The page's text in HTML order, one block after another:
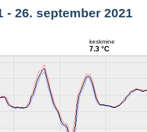
- 26. september 2021
keskmine
7.3 °C